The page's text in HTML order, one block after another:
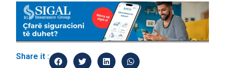
Share it :